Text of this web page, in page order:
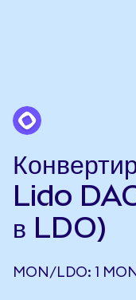
Lido
в LDO)
MON/LDO: 1